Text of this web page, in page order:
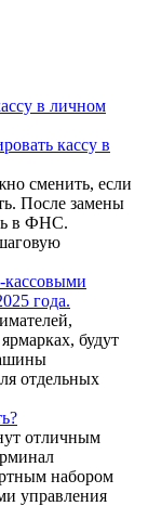
кассу в
сменить, если
После замены
в ФНС.
кассовыми
года.
будут
отдельных
отличным
набором
управления